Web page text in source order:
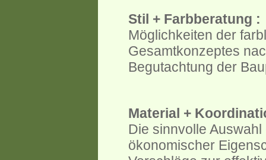
Stil + Farbberatung :
Möglichkeiten der
Gesamtkonzeptes
Begutachtung der
Material +
Die sinnvolle
ökonomischer